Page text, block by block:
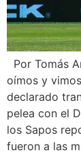
Por Tomás
oímos y
declarado
pelea con el
los Sapos
fueron a las